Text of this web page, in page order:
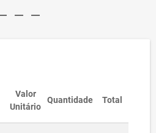
remove remove
Valor
Unitário
Quantidade Total